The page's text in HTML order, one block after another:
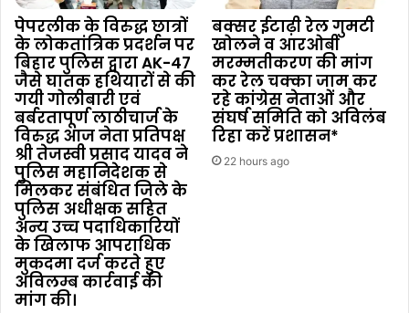
पेपरलीक के विरुद्ध छात्रों
के लोकतांत्रिक प्रदर्शन पर
बिहार पुलिस द्वारा AK-47
जैसे घातक हथियारों से की
गयी गोलीबारी एवं
बर्बरतापूर्ण लाठीचार्ज के
विरुद्ध आज नेता प्रतिपक्ष
श्री तेजस्वी प्रसाद यादव ने
पुलिस महानिदेशक से
मिलकर संबंधित जिले के
पुलिस अधीक्षक सहित
अन्य उच्च पदाधिकारियों
के खिलाफ आपराधिक
मुकदमा दर्ज करते हुए
अविलम्ब कार्रवाई की
मांग की।
बक्सर ईटाढ़ी रेल गुमटी
खोलने व आरओबी
मरम्मतीकरण की मांग
कर रेल चक्का जाम कर
रहे कांग्रेस नेताओं और
संघर्ष समिति को अविलंब
रिहा करें प्रशासन*
22 hours ago